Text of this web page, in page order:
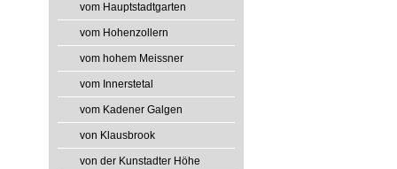
vom Hauptstadtgarten
vom Hohenzollern
vom hohem Meissner
vom Innerstetal
vom Kadener Galgen
von Klausbrook
von der Kunstadter Höhe